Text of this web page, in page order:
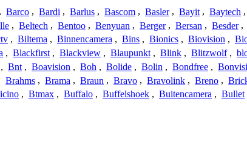
, Barco , Bardi , Barlus , Bascom , Basler , Bayit , Baytech ,
, Beltech , Bentoo , Benyuan , Berger , Bersan , Besder ,
, Biltema , Binnencamera , Bins , Bionics , Biovision ,
, Blackfirst , Blackview , Blaupunkt , Blink , Blitzwolf ,
, Bnt , Boavision , Boh , Bolide , Bolin , Bondfree ,
Brahms , Brama , Braun , Bravo , Bravolink , Breno ,
, Btmax , Buffalo , Buffelshoek , Buitencamera , Bullet